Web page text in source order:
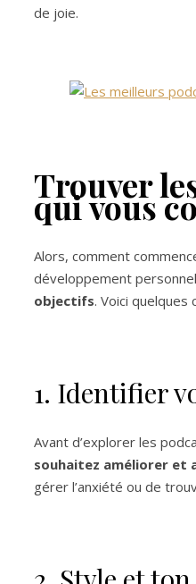
de joie.
Trouver
qui vous
Alors, comment
développement
objectifs. Voici
1. Identifier
Avant d’explorer les
souhaitez améliorer et
gérer l’anxiété ou de